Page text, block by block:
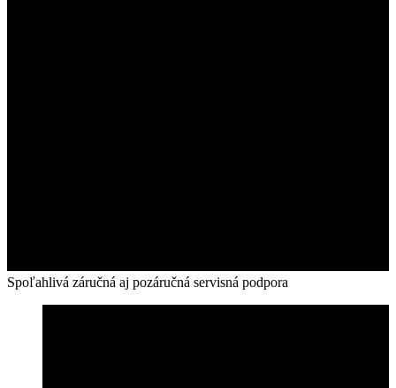
Spoľahlivá záručná aj pozáručná servisná podpora